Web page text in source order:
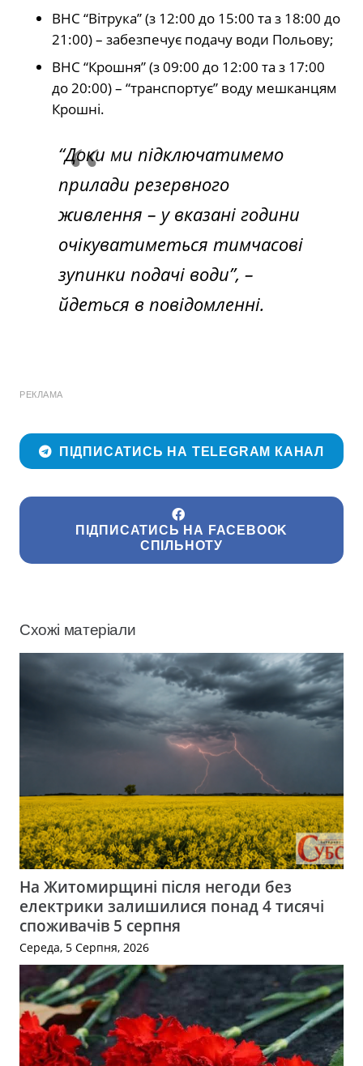
ВНС “Вітрука” (з 12:00 до 15:00 та з 18:00 до
21:00) – забезпечує подачу води Польову;
ВНС “Крошня” (з 09:00 до 12:00 та з 17:00
до 20:00) – “транспортує” воду мешканцям
Крошні.
“Доки ми підключатимемо
прилади резервного
живлення – у вказані години
очікуватиметься тимчасові
зупинки подачі води”, –
йдеться в повідомленні.
РЕКЛАМА
ПІДПИСАТИСЬ НА TELEGRAM КАНАЛ
ПІДПИСАТИСЬ НА FACEBOOK
СПІЛЬНОТУ
Схожі матеріали
На Житомирщині після негоди без
електрики залишилися понад 4 тисячі
споживачів 5 серпня
Середа, 5 Серпня, 2026